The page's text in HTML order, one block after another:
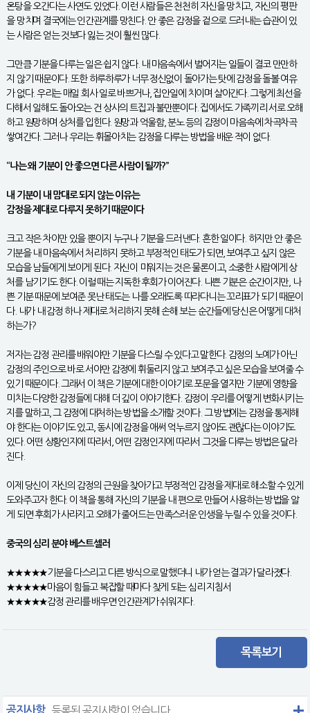
온탕을 오간다는 사연도 있었다. 이런 사람들은 천천히 자신을 망치고, 자신의 평판
을 망치며 결국에는 인간관계를 망친다. 안 좋은 감정을 겉으로 드러내는 습관이 있
는 사람은 얻는 것보다 잃는 것이 훨씬 많다.
그만큼 기분을 다루는 일은 쉽지 않다. 내 마음속에서 벌어지는 일들이 결코 만만하
지 않기 때문이다. 또한 하루하루가 너무 정신없이 돌아가는 탓에 감정을 돌볼 여유
가 없다. 우리는 매일 회사 일로 바쁘거나, 집안일에 치이며 살아간다. 그렇게 최선을
다해서 일해도 돌아오는 건 상사의 트집과 불만뿐이다. 집에서도 가족끼리 서로 오해
하고 원망하며 상처를 입힌다. 원망과 억울함, 분노 등의 감정이 마음속에 차곡차곡
쌓여간다. 그러나 우리는 휘몰아치는 감정을 다루는 방법을 배운 적이 없다.
“나는 왜 기분이 안 좋으면 다른 사람이 될까?”
내 기분이 내 맘대로 되지 않는 이유는
감정을 제대로 다루지 못하기 때문이다
크고 작은 차이만 있을 뿐이지 누구나 기분을 드러낸다. 흔한 일이다. 하지만 안 좋은
기분을 내 마음속에서 처리하지 못하고 부정적인 태도가 되면, 보여주고 싶지 않은
모습을 남들에게 보이게 된다. 자신이 미워지는 것은 물론이고, 소중한 사람에게 상
처를 남기기도 한다. 이럴 때는 지독한 후회가 이어진다. 나쁜 기분은 순간이지만, 나
쁜 기분 때문에 보여준 못난 태도는 나를 오래도록 따라다니는 꼬리표가 되기 때문이
다. 내가 내 감정 하나 제대로 처리하지 못해 손해 보는 순간들에 당신은 어떻게 대처
하는가?
저자는 감정 관리를 배워야만 기분을 다스릴 수 있다고 말한다. 감정의 노예가 아닌
감정의 주인으로 바로 서야만 감정에 휘둘리지 않고 보여주고 싶은 모습을 보여줄 수
있기 때문이다. 그래서 이 책은 기분에 대한 이야기로 포문을 열지만 기분에 영향을
미치는 다양한 감정들에 대해 더 깊이 이야기한다. 감정이 우리를 어떻게 변화시키는
지를 말하고, 그 감정에 대처하는 방법을 소개할 것이다. 그 방법에는 감정을 통제해
야 한다는 이야기도 있고, 동시에 감정을 애써 억누르지 않아도 괜찮다는 이야기도
있다. 어떤 상황인지에 따라서, 어떤 감정인지에 따라서 그것을 다루는 방법은 달라
진다.
이제 당신이 자신의 감정의 근원을 찾아가고 부정적인 감정을 제대로 해소할 수 있게
도와주고자 한다. 이 책을 통해 자신의 기분을 내 편으로 만들어 사용하는 방법을 알
게 되면 후회가 사라지고 오해가 줄어드는 만족스러운 인생을 누릴 수 있을 것이다.
중국의 심리 분야 베스트셀러
★★★★★기분을 다스리고 다른 방식으로 말했더니 내가 얻는 결과가 달라졌다.
★★★★★마음이 힘들고 복잡할 때마다 찾게 되는 심리 지침서
★★★★★감정 관리를 배우면 인간관계가 쉬워지다.
목록보기
공지사항 등록된 공지사항이 없습니다.